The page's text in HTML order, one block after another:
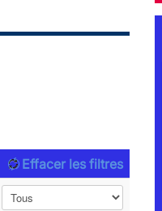
Effacer les filtres